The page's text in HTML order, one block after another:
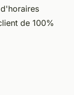
de 100%